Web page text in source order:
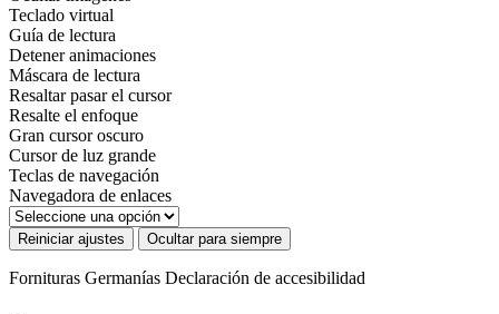
Teclado virtual
Guía de lectura
Detener animaciones
Máscara de lectura
Resaltar pasar el cursor
Resalte el enfoque
Gran cursor oscuro
Cursor de luz grande
Teclas de navegación
Navegadora de enlaces
Reiniciar ajustes Ocultar para siempre
Fornituras Germanías Declaración de accesibilidad